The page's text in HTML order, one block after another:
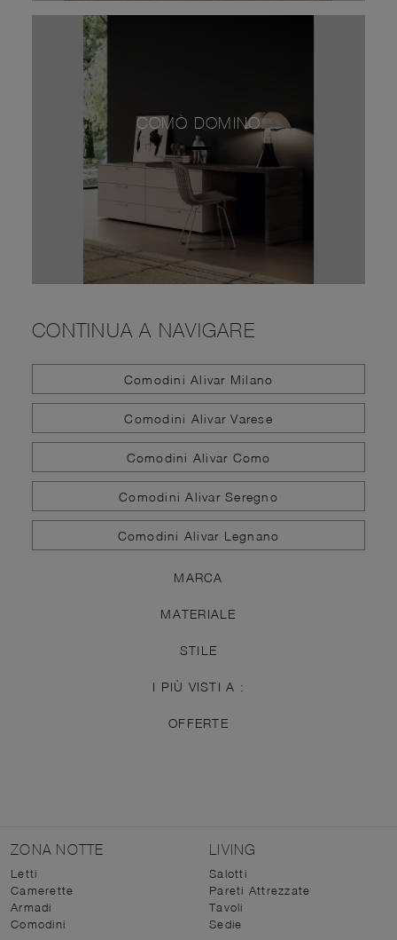
COMÒ DOMINO
CONTINUA A NAVIGARE
Comodini Alivar Milano
Comodini Alivar Varese
Comodini Alivar Como
Comodini Alivar Seregno
Comodini Alivar Legnano
MARCA
MATERIALE
STILE
I PIÙ VISTI A :
OFFERTE
ZONA NOTTE
Letti
Camerette
Armadi
Comodini
LIVING
Salotti
Pareti Attrezzate
Tavoli
Sedie